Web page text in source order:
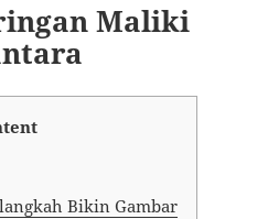
Maliki
Bikin Gambar